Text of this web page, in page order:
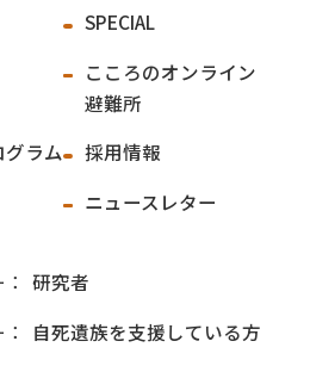
ラム
SPECIAL
こころのオンライン
避難所
採用情報
ニュースレター
研究者
自死遺族を支援している方